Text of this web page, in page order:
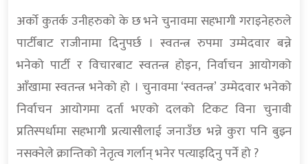
अर्को कुतर्क उनीहरुको के छ भने चुनावमा सहभागी गराइनेहरुले
पार्टीबाट राजीनामा दिनुपर्छ । स्वतन्त्र रुपमा उम्मेदवार बन्ने
भनेको पार्टी र विचारबाट स्वतन्त्र होइन, निर्वाचन आयोगको
आँखामा स्वतन्त्र भनेको हो । चुनावमा ‘स्वतन्त्र’ उम्मेदवार भनेको
निर्वाचन आयोगमा दर्ता भएको दलको टिकट विना चुनावी
प्रतिस्पर्धामा सहभागी प्रत्यासीलाई जनाउँछ भन्ने कुरा पनि बुझ्न
नसक्नेले क्रान्तिको नेतृत्व गर्लान् भनेर पत्याइदिनु पर्ने हो ?